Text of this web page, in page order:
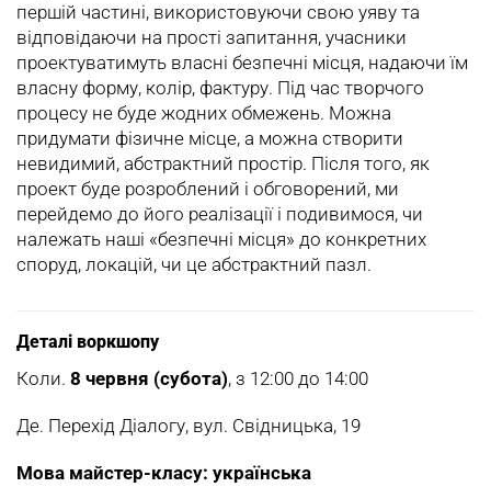
першій частині, використовуючи свою уяву та
відповідаючи на прості запитання, учасники
проектуватимуть власні безпечні місця, надаючи їм
власну форму, колір, фактуру. Під час творчого
процесу не буде жодних обмежень. Можна
придумати фізичне місце, а можна створити
невидимий, абстрактний простір. Після того, як
проект буде розроблений і обговорений, ми
перейдемо до його реалізації і подивимося, чи
належать наші «безпечні місця» до конкретних
споруд, локацій, чи це абстрактний пазл.
Деталі воркшопу
Коли. 8 червня (субота), з 12:00 до 14:00
Де. Перехід Діалогу, вул. Свідницька, 19
Мова майстер-класу: українська